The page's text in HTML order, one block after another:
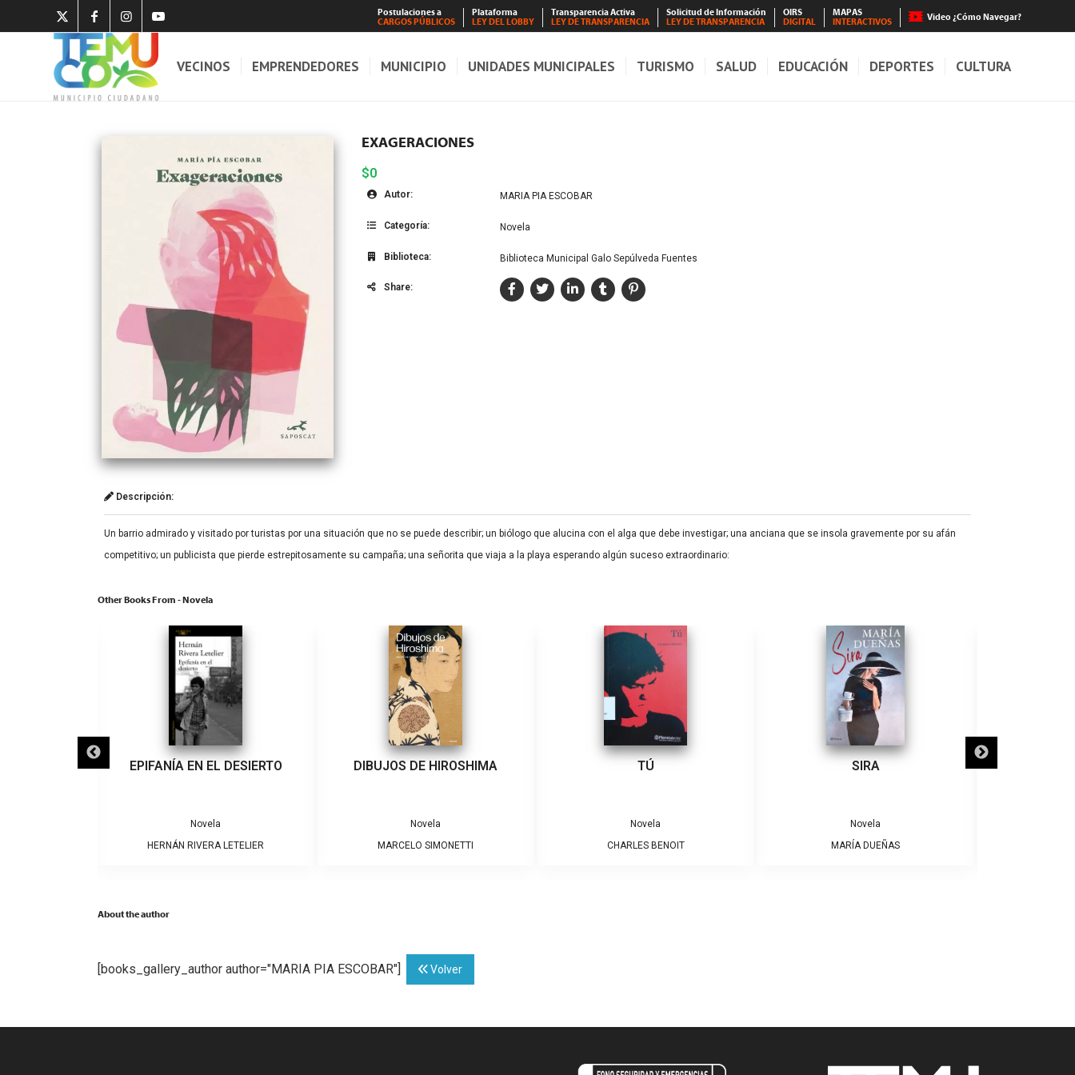
Postulaciones a
CARGOS PÚBLICOS
Plataforma
LEY DEL LOBBY
Transparencia Activa
LEY DE TRANSPARENCIA
Solicitud de Información
LEY DE TRANSPARENCIA
OIRS
DIGITAL
MAPAS
INTERACTIVOS
Video ¿Cómo Navegar?
VECINOS EMPRENDEDORES MUNICIPIO UNIDADES MUNICIPALES TURISMO SALUD EDUCACIÓN DEPORTES CULTURA
EXAGERACIONES
$0
Autor: MARIA PIA ESCOBAR
Categoría: Novela
Biblioteca: Biblioteca Municipal Galo Sepúlveda Fuentes
Share:
Descripción:
Un barrio admirado y visitado por turistas por una situación que no se puede describir; un biólogo que alucina con el alga que debe investigar; una anciana que se insola gravemente por su afán
competitivo; un publicista que pierde estrepitosamente su campaña; una señorita que viaja a la playa esperando algún suceso extraordinario:
Other Books From - Novela
EPIFANÍA EN EL DESIERTO
Novela
HERNÁN RIVERA LETELIER
DIBUJOS DE HIROSHIMA
Novela
MARCELO SIMONETTI
TÚ
Novela
CHARLES BENOIT
SIRA
Novela
MARÍA DUEÑAS
About the author
[books_gallery_author author="MARIA PIA ESCOBAR"] Volver